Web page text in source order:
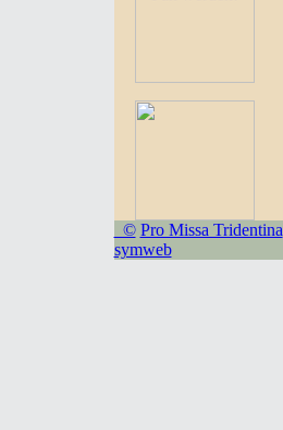
© Pro Missa Tridentina
symweb